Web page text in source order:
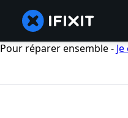
Pour réparer ensemble -